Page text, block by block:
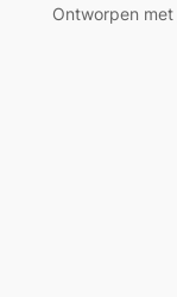
Ontworpen met